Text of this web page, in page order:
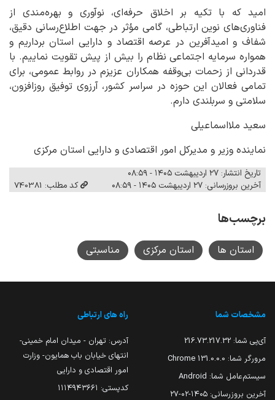
امید که با تکیه بر اخلاق حرفه‌ای، نوآوری و بهره‌مندی از
فناوری‌های نوین ارتباطی، گامی مؤثر در جهت اطلاع‌رسانی دقیق،
شفاف و امیدآفرین در عرصه اقتصاد و دارایی استان برداریم و
همواره سرمایه اجتماعی نظام را بیش از پیش تقویت نماییم. با
قدردانی از زحمات بی‌وقفه همکاران عزیزم در روابط عمومی، برای
تمامی فعالان این حوزه در سراسر کشور، آرزوی توفیق روزافزون،
سلامتی و سربلندی دارم.
سعید ملااسماعیلی
نماینده وزیر و مدیرکل امور اقتصادی و دارایی استان مرکزی
تاریخ انتشار: ۲۷ اردیبهشت ۱۴۰۵ - ۰۸:۵۹
آخرین بروزرسانی: ۲۷ اردیبهشت ۱۴۰۵ - ۰۸:۵۹
کد مطلب: 740381
برچسب‌ها
استان ها استان مرکزی مناسبتی
مشخصات شما
آی‌پی شما: 216.73.217.32
مرورگر شما: 131.0.0.0 Chrome
سیستم‌عامل شما: Android
آخرین بروزرسانی: ۱۴۰۵-۰۲-۲۷
راه های ارتباطی
آدرس: تهران - میدان امام خمینی-
انتهای خیابان باب همایون- وزارت
امور اقتصادی و دارایی
کدپستی: ۱۱۱۴۹۴۳۶۶۱